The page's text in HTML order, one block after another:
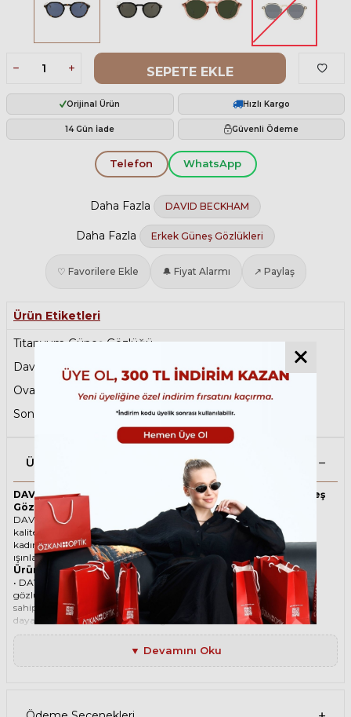
SEPETE EKLE
Orijinal Ürün Hızlı Kargo
14 Gün İade Güvenli Ödeme
Telefon WhatsApp
Daha Fazla DAVID BECKHAM
Daha Fazla Erkek Güneş Gözlükleri
♡ Favorilere Ekle 🔔 Fiyat Alarmı ↗ Paylaş
Ürün Etiketleri
Titanyum Güneş Gözlüğü,
David Beckham Erkek Güneş Gözlüğü,
Oval Güneş Gözlüğü, Kahverengi Güneş Gözlüğü
Sonbahar Şıklığı
Ürün Açıklaması
DAVID BECKHAM 1098/S 2IKKU 49 Kahverengi Unisex Güneş
Gözlüğü
DAVID BECKHAM ikonik Oval Titanyum güneş gözlüğü, tarzı ve
kaliteli malzemesi ile göz alıcı bir aksesuar. Hem erkekler hem de
kadınlar için uygun olan bu güneş gözlüğü, güneşin zararlı
ışınlarından korunmanızı sağlarken, stilinizi de yansıtır.
Ürün Faydaları
• DAVID BECKHAM 1098/S 2IKKU 49 Kahverengi Unisex güneş
gözlüğü, yüksek kaliteli Titanyum çerçeveye ve Organik lense
sahiptir. Bu malzemeler, güneş gözlüğünüzün uzun ömürlü,
dayanıklı ve konforlu olmasını sağlar.
• DAVID BECKHAM 1098/S 2IKKU 49 Unisex Kahverengi güneş
gözlüğü, %100 UV koruması sunar. Bu sayede, gözlerinizi güneşin
zararlı ışınlarından korur ve göz sağlığınızı korur. Yeşil cam rengi,
ışığı dengeli bir şekilde filtreler ve her ortamda rahat bir görüş sağlar.
Gözlüğü
▼ Devamını Oku